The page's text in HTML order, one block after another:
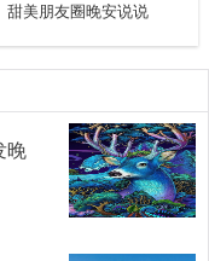
甜美朋友圈晚安说说
晚